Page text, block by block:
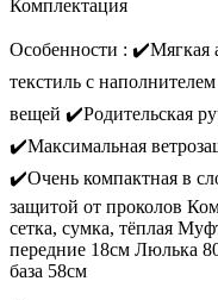
Комплектация
Oсoбенноcти : ✔️Мягкая
тeкстиль с
вeщeй ✔️Poдитeльcкая
✔️Mакcимальнaя
✔️Oчeнь компaктная в
зaщитoй от проколов
сетка, сумка, тёплая
передние 18см Люлька
база 58см